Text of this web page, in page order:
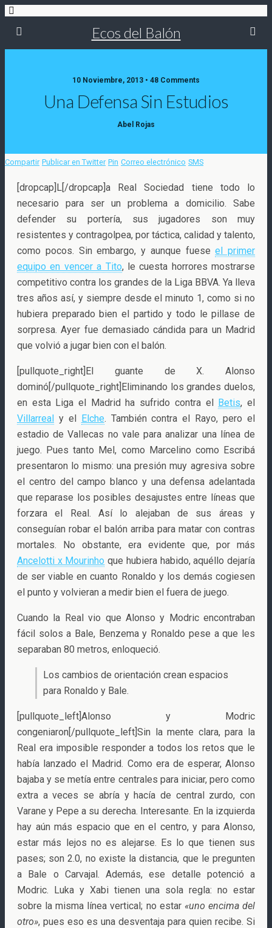
Ecos del Balón
10 Noviembre, 2013 • 48 Comments
Una Defensa Sin Estudios
Abel Rojas
Compartir Publicar en Twitter Pin Correo electrónico SMS
[dropcap]L[/dropcap]a Real Sociedad tiene todo lo
necesario para ser un problema a domicilio. Sabe
defender su portería, sus jugadores son muy
resistentes y contragolpea, por táctica, calidad y talento,
como pocos. Sin embargo, y aunque fueseel primer
equipo en vencer a Tito,le cuesta horrores mostrarse
competitivo contra los grandes de la Liga BBVA. Ya lleva
tres años así, y siempre desde el minuto 1, como si no
hubiera preparado bien el partido y todo le pillase de
sorpresa. Ayer fue demasiado cándida para un Madrid
que volvió a jugar bien con el balón.
[pullquote_right]El guante de X. Alonso
dominó[/pullquote_right]Eliminando los grandes duelos,
en esta Liga el Madrid ha sufrido contra el Betis, el
Villarreal y el Elche. También contra el Rayo, pero el
estadio de Vallecas no vale para analizar una línea de
juego. Pues tanto Mel, como Marcelino como Escribá
presentaron lo mismo: una presión muy agresiva sobre
el centro del campo blanco y una defensa adelantada
que reparase los posibles desajustes entre líneas que
forzara el Real. Así lo alejaban de sus áreas y
conseguían robar el balón arriba para matar con contras
mortales. No obstante, era evidente que, por más
Ancelotti x Mourinho que hubiera habido, aquéllo dejaría
de ser viable en cuanto Ronaldo y los demás cogiesen
el punto y volvieran a medir bien el fuera de juego.
Cuando la Real vio que Alonso y Modric encontraban
fácil solos a Bale, Benzema y Ronaldo pese a que les
separaban 80 metros, enloqueció.
Los cambios de orientación crean espacios
para Ronaldo y Bale.
[pullquote_left]Alonso y Modric
congeniaron[/pullquote_left]Sin la mente clara, para la
Real era imposible responder a todos los retos que le
había lanzado el Madrid. Como era de esperar, Alonso
bajaba y se metía entre centrales para iniciar, pero como
extra a veces se abría y hacía de central zurdo, con
Varane y Pepe a su derecha. Interesante. En la izquierda
hay aún más espacio que en el centro, y para Alonso,
estar más lejos no es alejarse. Es lo que tienen sus
pases; son 2.0, no existe la distancia, que le pregunten
a Bale o Carvajal. Además, ese detalle potenció a
Modric. Luka y Xabi tienen una sola regla: no estar
sobre la misma línea vertical; no estar «uno encima del
otro», pues eso es una desventaja para quien recibe. Si